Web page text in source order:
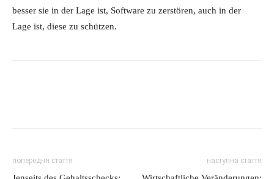
besser sie in der Lage ist, Software zu zerstören, auch in der
Lage ist, diese zu schützen.
попередня стаття наступна стаття